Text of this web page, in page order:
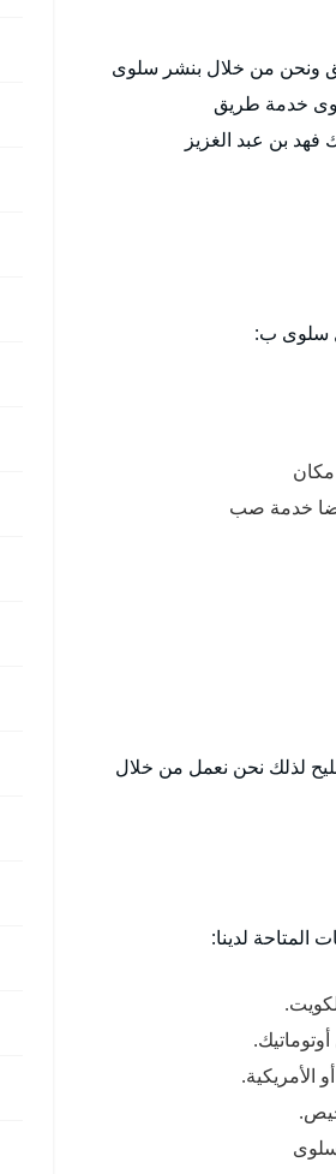
ونحن من خلال بنشر سلوى
خدمة طريق
بن عبد الغزيز
سلوى ب:
مكان
خدمة صب
لذلك نحن نعمل من خلال
لدينا:
الأمريكية.